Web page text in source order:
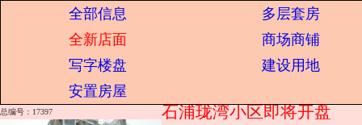
全部信息
多层套房
全新店面
商场商铺
写字楼盘
建设用地
安置房屋
总编号：17397 石浦珑湾小区即将开盘